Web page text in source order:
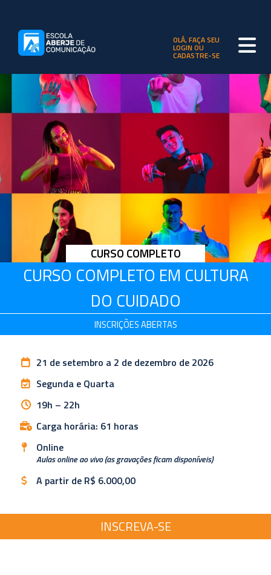
OLÁ, FAÇA SEU
LOGIN OU
CADASTRE-SE
CURSO COMPLETO
CURSO COMPLETO EM CULTURA
DO CUIDADO
INSCRIÇÕES ABERTAS
21 de setembro a 2 de dezembro de 2026
Segunda e Quarta
19h – 22h
Carga horária: 61 horas
Online
Aulas online ao vivo (as gravações ficam disponíveis)
A partir de R$ 6.000,00
INSCREVA-SE